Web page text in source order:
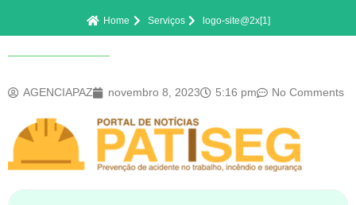
Home Serviços logo-site@2x[1]
AGENCIAPAZ novembro 8, 2023 5:16 pm No Comments